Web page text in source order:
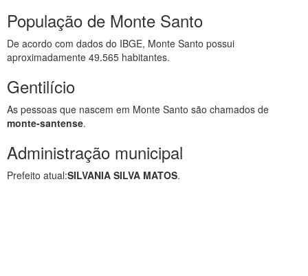
População de Monte Santo
De acordo com dados do IBGE, Monte Santo possui
aproximadamente 49.565 habitantes.
Gentilício
As pessoas que nascem em Monte Santo são chamados de
monte-santense.
Administração municipal
Prefeito atual:SILVANIA SILVA MATOS.